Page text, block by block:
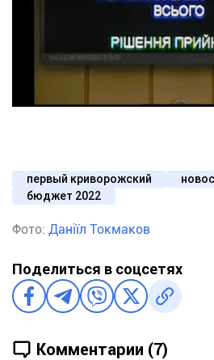
первый криворожский
бюджет 2022
Фото: Даніїл Токмаков
Поделиться в соцсетях
Комментарии (7)